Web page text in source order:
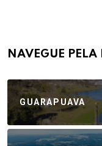
NAVEGUE PELA
GUARAPUAVA